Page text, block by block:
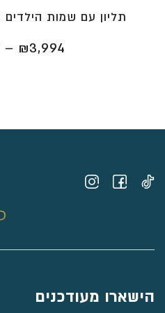
תליון עם שמות
₪3,994
–
הישארו מעודכנים